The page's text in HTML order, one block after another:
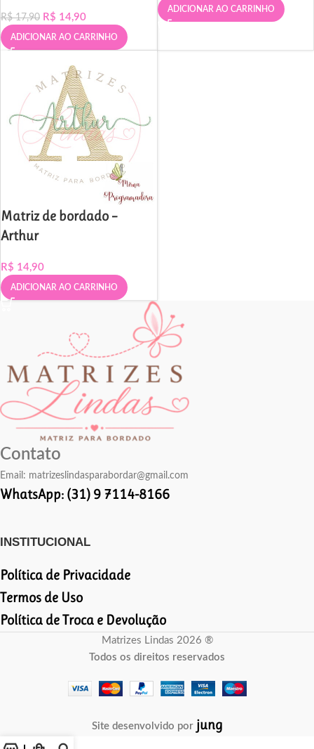
R$17,90 R$ 14,90
ADICIONAR AO CARRINHO
ADICIONAR AO CARRINHO
Matriz de bordado –
Arthur
R$ 14,90
ADICIONAR AO CARRINHO
Contato
Email: matrizeslindasparabordar@gmail.com
WhatsApp: (31) 9 7114-8166
INSTITUCIONAL
Política de Privacidade
Termos de Uso
Política de Troca e Devolução
Matrizes Lindas 2026 ®
Todos os direitos reservados
Site desenvolvido por jung